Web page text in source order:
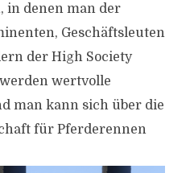
in denen man der
Geschäftsleuten
der High Society
wertvolle
man kann sich über die
für Pferderennen